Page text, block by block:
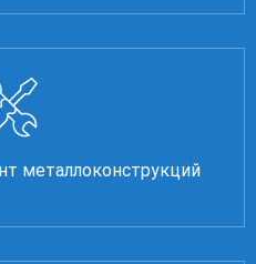
металлоконструкций